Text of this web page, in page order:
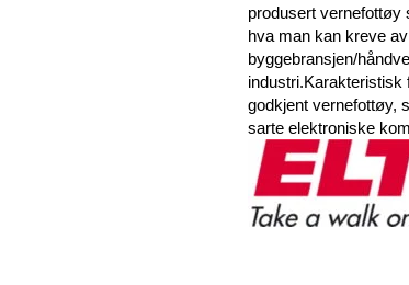
produsert vernefottøy
hva man kan kreve
byggebransjen/
industri.Karakteristisk
godkjent vernefottøy,
sarte elektroniske